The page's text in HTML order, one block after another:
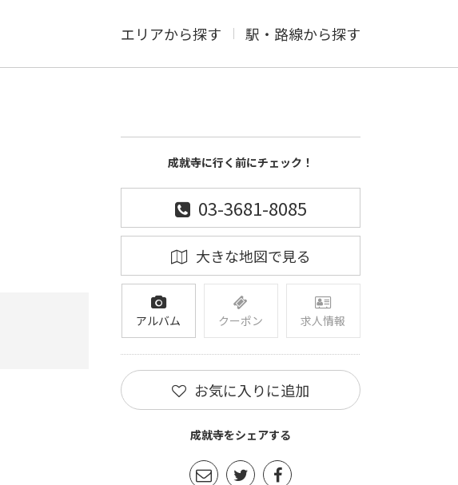
エリアから探す 駅・路線から探す
成就寺に行く前にチェック！
03-3681-8085
大きな地図で見る
アルバム クーポン 求人情報
お気に入りに追加
成就寺をシェアする